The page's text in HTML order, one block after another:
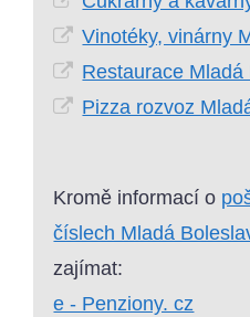
Vinotéky, vinárny
Restaurace Mladá
Pizza rozvoz
Kromě informací o
číslech Mladá
zajímat:
e - Penziony. cz